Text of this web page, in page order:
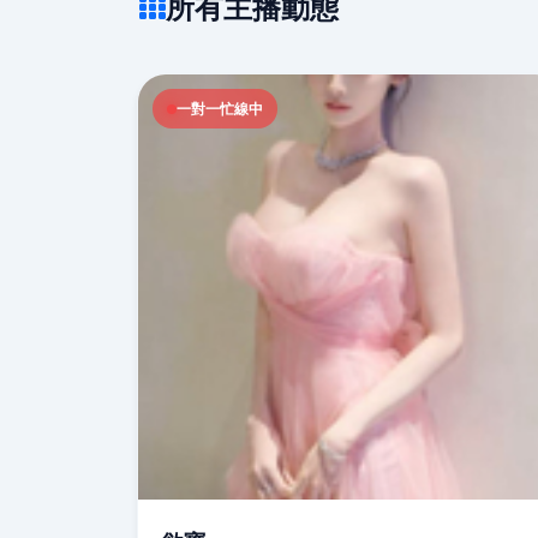
一對一忙線中